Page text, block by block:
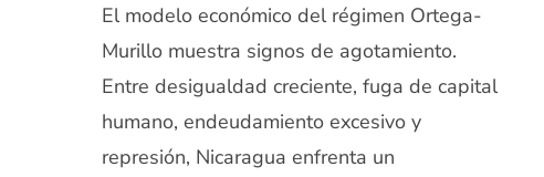
El modelo económico del régimen Ortega-
Murillo muestra signos de agotamiento.
Entre desigualdad creciente, fuga de capital
humano, endeudamiento excesivo y
represión, Nicaragua enfrenta un